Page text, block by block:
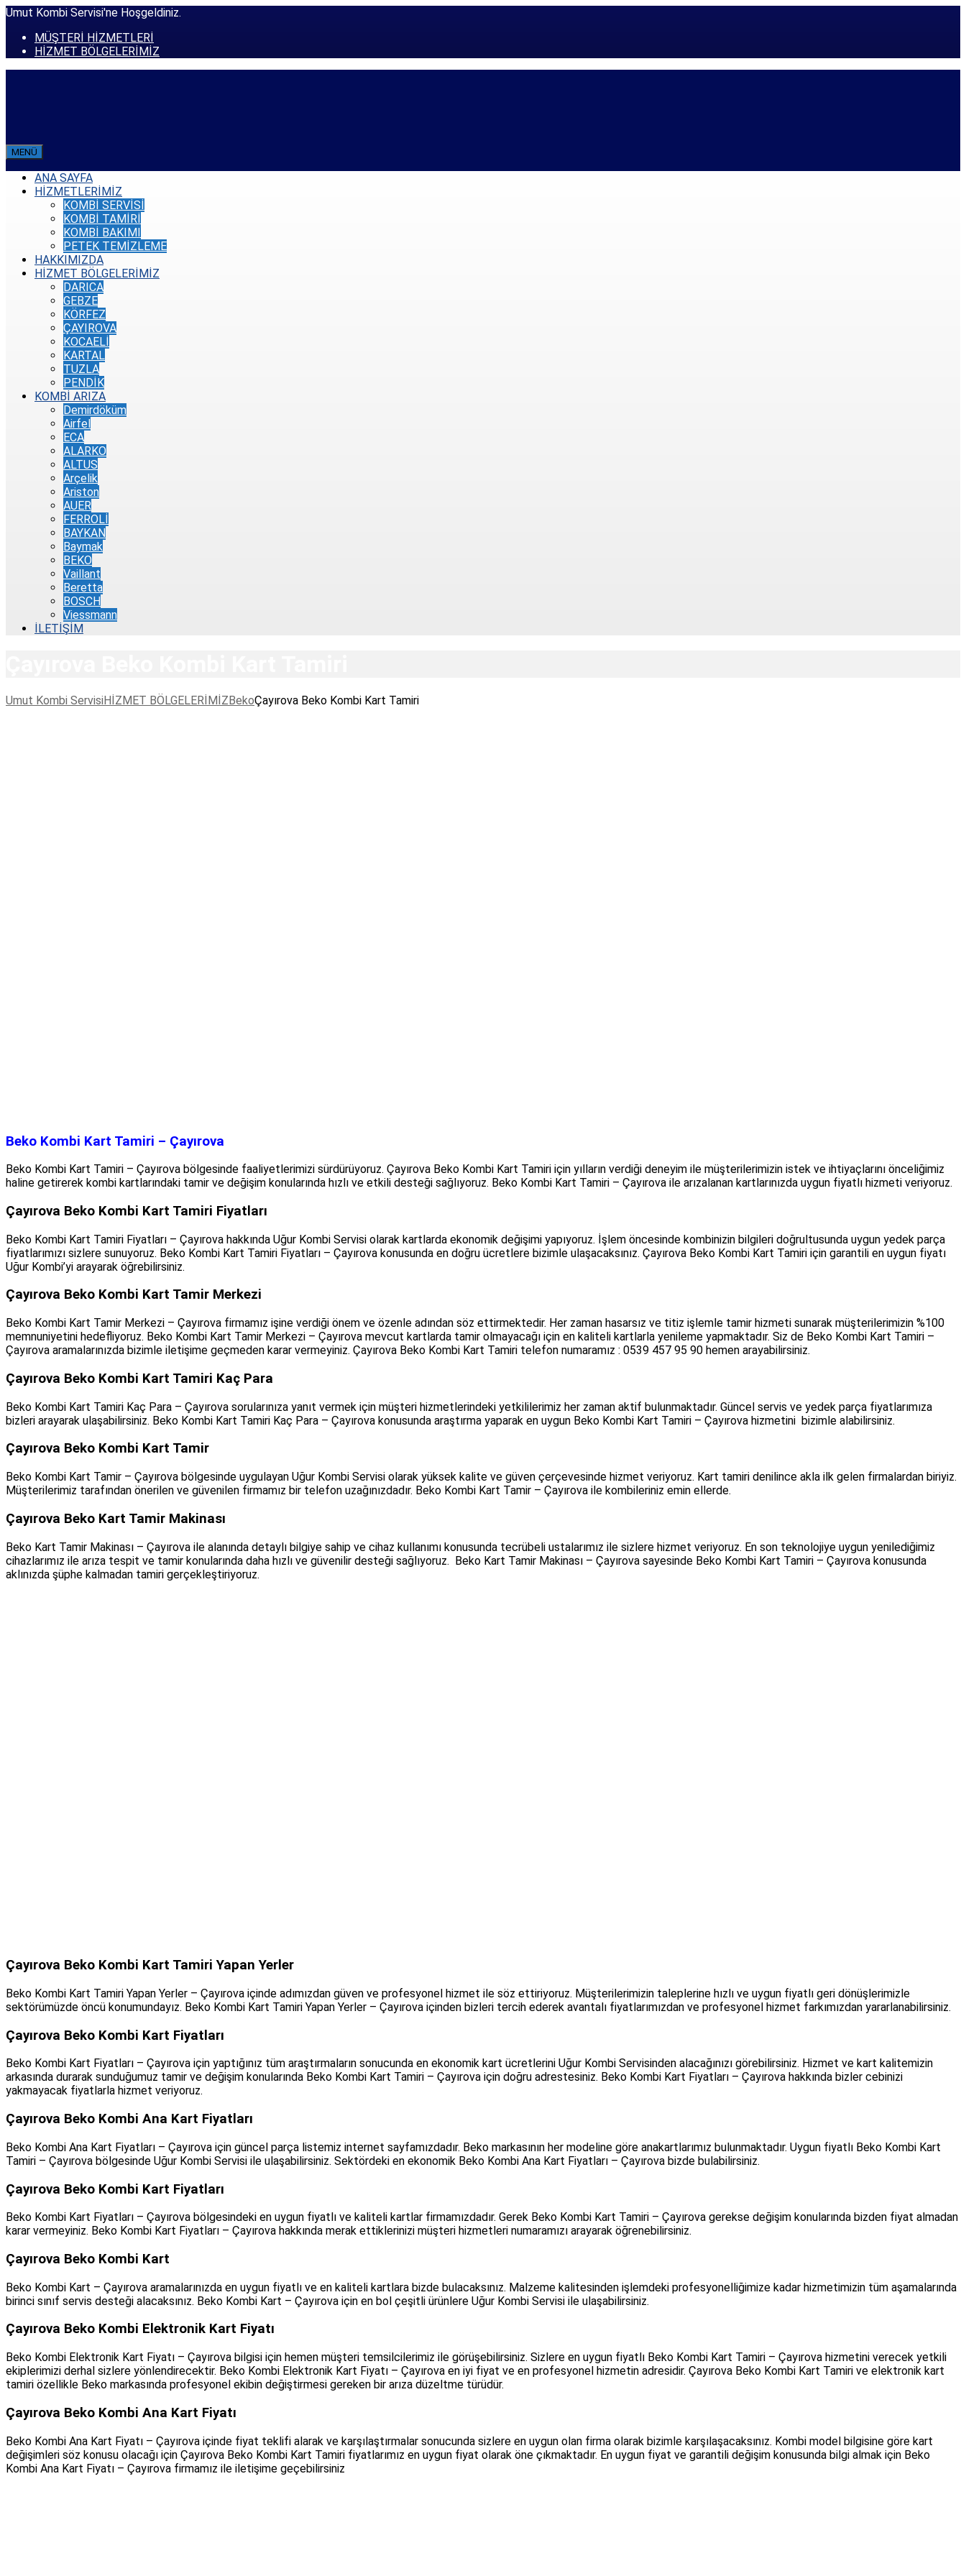
Umut Kombi Servisi'ne Hoşgeldiniz.
MÜŞTERİ HİZMETLERİ
HİZMET BÖLGELERİMİZ
MENÜ
ANA SAYFA
HİZMETLERİMİZ
KOMBİ SERVİSİ
KOMBİ TAMİRİ
KOMBİ BAKIMI
PETEK TEMİZLEME
HAKKIMIZDA
HİZMET BÖLGELERİMİZ
DARICA
GEBZE
KÖRFEZ
ÇAYIROVA
KOCAELİ
KARTAL
TUZLA
PENDİK
KOMBİ ARIZA
Demirdöküm
Airfel
ECA
ALARKO
ALTUS
Arçelik
Ariston
AUER
FERROLİ
BAYKAN
Baymak
BEKO
Vaillant
Beretta
BOSCH
Viessmann
İLETİŞİM
Umut Kombi ServisiHİZMET BÖLGELERİMİZBekoÇayırova Beko Kombi Kart Tamiri
Beko Kombi Kart Tamiri – Çayırova
Beko Kombi Kart Tamiri – Çayırova bölgesinde faaliyetlerimizi sürdürüyoruz. Çayırova Beko Kombi Kart Tamiri için yılların verdiği deneyim ile müşterilerimizin istek ve ihtiyaçlarını önceliğimiz
haline getirerek kombi kartlarındaki tamir ve değişim konularında hızlı ve etkili desteği sağlıyoruz. Beko Kombi Kart Tamiri – Çayırova ile arızalanan kartlarınızda uygun fiyatlı hizmeti veriyoruz.
Çayırova Beko Kombi Kart Tamiri Fiyatları
Beko Kombi Kart Tamiri Fiyatları – Çayırova hakkında Uğur Kombi Servisi olarak kartlarda ekonomik değişimi yapıyoruz. İşlem öncesinde kombinizin bilgileri doğrultusunda uygun yedek parça
fiyatlarımızı sizlere sunuyoruz. Beko Kombi Kart Tamiri Fiyatları – Çayırova konusunda en doğru ücretlere bizimle ulaşacaksınız. Çayırova Beko Kombi Kart Tamiri için garantili en uygun fiyatı
Uğur Kombi’yi arayarak öğrebilirsiniz.
Çayırova Beko Kombi Kart Tamir Merkezi
Beko Kombi Kart Tamir Merkezi – Çayırova firmamız işine verdiği önem ve özenle adından söz ettirmektedir. Her zaman hasarsız ve titiz işlemle tamir hizmeti sunarak müşterilerimizin %100
memnuniyetini hedefliyoruz. Beko Kombi Kart Tamir Merkezi – Çayırova mevcut kartlarda tamir olmayacağı için en kaliteli kartlarla yenileme yapmaktadır. Siz de Beko Kombi Kart Tamiri –
Çayırova aramalarınızda bizimle iletişime geçmeden karar vermeyiniz. Çayırova Beko Kombi Kart Tamiri telefon numaramız : 0539 457 95 90 hemen arayabilirsiniz.
Çayırova Beko Kombi Kart Tamiri Kaç Para
Beko Kombi Kart Tamiri Kaç Para – Çayırova sorularınıza yanıt vermek için müşteri hizmetlerindeki yetkililerimiz her zaman aktif bulunmaktadır. Güncel servis ve yedek parça fiyatlarımıza
bizleri arayarak ulaşabilirsiniz. Beko Kombi Kart Tamiri Kaç Para – Çayırova konusunda araştırma yaparak en uygun Beko Kombi Kart Tamiri – Çayırova hizmetini bizimle alabilirsiniz.
Çayırova Beko Kombi Kart Tamir
Beko Kombi Kart Tamir – Çayırova bölgesinde uygulayan Uğur Kombi Servisi olarak yüksek kalite ve güven çerçevesinde hizmet veriyoruz. Kart tamiri denilince akla ilk gelen firmalardan biriyiz.
Müşterilerimiz tarafından önerilen ve güvenilen firmamız bir telefon uzağınızdadır. Beko Kombi Kart Tamir – Çayırova ile kombileriniz emin ellerde.
Çayırova Beko Kart Tamir Makinası
Beko Kart Tamir Makinası – Çayırova ile alanında detaylı bilgiye sahip ve cihaz kullanımı konusunda tecrübeli ustalarımız ile sizlere hizmet veriyoruz. En son teknolojiye uygun yenilediğimiz
cihazlarımız ile arıza tespit ve tamir konularında daha hızlı ve güvenilir desteği sağlıyoruz. Beko Kart Tamir Makinası – Çayırova sayesinde Beko Kombi Kart Tamiri – Çayırova konusunda
aklınızda şüphe kalmadan tamiri gerçekleştiriyoruz.
Çayırova Beko Kombi Kart Tamiri Yapan Yerler
Beko Kombi Kart Tamiri Yapan Yerler – Çayırova içinde adımızdan güven ve profesyonel hizmet ile söz ettiriyoruz. Müşterilerimizin taleplerine hızlı ve uygun fiyatlı geri dönüşlerimizle
sektörümüzde öncü konumundayız. Beko Kombi Kart Tamiri Yapan Yerler – Çayırova içinden bizleri tercih ederek avantalı fiyatlarımızdan ve profesyonel hizmet farkımızdan yararlanabilirsiniz.
Çayırova Beko Kombi Kart Fiyatları
Beko Kombi Kart Fiyatları – Çayırova için yaptığınız tüm araştırmaların sonucunda en ekonomik kart ücretlerini Uğur Kombi Servisinden alacağınızı görebilirsiniz. Hizmet ve kart kalitemizin
arkasında durarak sunduğumuz tamir ve değişim konularında Beko Kombi Kart Tamiri – Çayırova için doğru adrestesiniz. Beko Kombi Kart Fiyatları – Çayırova hakkında bizler cebinizi
yakmayacak fiyatlarla hizmet veriyoruz.
Çayırova Beko Kombi Ana Kart Fiyatları
Beko Kombi Ana Kart Fiyatları – Çayırova için güncel parça listemiz internet sayfamızdadır. Beko markasının her modeline göre anakartlarımız bulunmaktadır. Uygun fiyatlı Beko Kombi Kart
Tamiri – Çayırova bölgesinde Uğur Kombi Servisi ile ulaşabilirsiniz. Sektördeki en ekonomik Beko Kombi Ana Kart Fiyatları – Çayırova bizde bulabilirsiniz.
Çayırova Beko Kombi Kart Fiyatları
Beko Kombi Kart Fiyatları – Çayırova bölgesindeki en uygun fiyatlı ve kaliteli kartlar firmamızdadır. Gerek Beko Kombi Kart Tamiri – Çayırova gerekse değişim konularında bizden fiyat almadan
karar vermeyiniz. Beko Kombi Kart Fiyatları – Çayırova hakkında merak ettiklerinizi müşteri hizmetleri numaramızı arayarak öğrenebilirsiniz.
Çayırova Beko Kombi Kart
Beko Kombi Kart – Çayırova aramalarınızda en uygun fiyatlı ve en kaliteli kartlara bizde bulacaksınız. Malzeme kalitesinden işlemdeki profesyonelliğimize kadar hizmetimizin tüm aşamalarında
birinci sınıf servis desteği alacaksınız. Beko Kombi Kart – Çayırova için en bol çeşitli ürünlere Uğur Kombi Servisi ile ulaşabilirsiniz.
Çayırova Beko Kombi Elektronik Kart Fiyatı
Beko Kombi Elektronik Kart Fiyatı – Çayırova bilgisi için hemen müşteri temsilcilerimiz ile görüşebilirsiniz. Sizlere en uygun fiyatlı Beko Kombi Kart Tamiri – Çayırova hizmetini verecek yetkili
ekiplerimizi derhal sizlere yönlendirecektir. Beko Kombi Elektronik Kart Fiyatı – Çayırova en iyi fiyat ve en profesyonel hizmetin adresidir. Çayırova Beko Kombi Kart Tamiri ve elektronik kart
tamiri özellikle Beko markasında profesyonel ekibin değiştirmesi gereken bir arıza düzeltme türüdür.
Çayırova Beko Kombi Ana Kart Fiyatı
Beko Kombi Ana Kart Fiyatı – Çayırova içinde fiyat teklifi alarak ve karşılaştırmalar sonucunda sizlere en uygun olan firma olarak bizimle karşılaşacaksınız. Kombi model bilgisine göre kart
değişimleri söz konusu olacağı için Çayırova Beko Kombi Kart Tamiri fiyatlarımız en uygun fiyat olarak öne çıkmaktadır. En uygun fiyat ve garantili değişim konusunda bilgi almak için Beko
Kombi Ana Kart Fiyatı – Çayırova firmamız ile iletişime geçebilirsiniz